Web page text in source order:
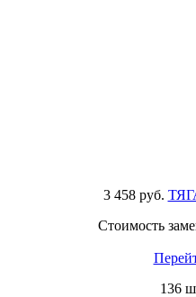
3 458 руб.
Стоимость
136